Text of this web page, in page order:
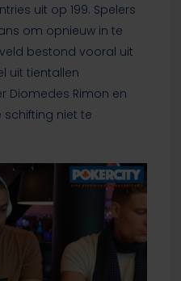
uit op 199. Spelers
om opnieuw in te
bestond vooral uit
uit tientallen
Diomedes Rimon en
niet te